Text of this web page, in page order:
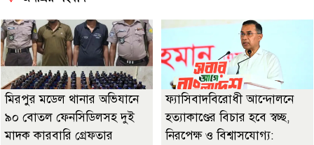
মিরপুর মডেল থানার অভিযানে
৯০ বোতল ফেনসিডিলসহ দুই
মাদক কারবারি গ্রেফতার
ফ্যাসিবাদবিরোধী আন্দোলনে
হত্যাকাণ্ডের বিচার হবে স্বচ্ছ,
নিরপেক্ষ ও বিশ্বাসযোগ্য: